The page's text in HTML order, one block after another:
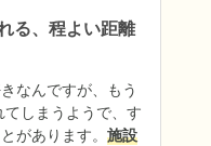
る、程よい距離
なんですが、もう
しまうようで、す
があります。 施設